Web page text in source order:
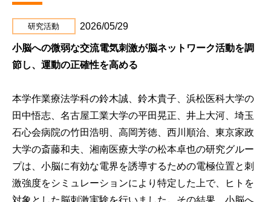
研究活動 2026/05/29
小脳への微弱な交流電気刺激が脳ネットワーク活動を調
節し、運動の正確性を高める
本学作業療法学科の鈴木誠、鈴木貴子、浜松医科大学の
田中悟志、名古屋工業大学の平田晃正、井上大河、埼玉
石心会病院の竹田浩明、高岡芳徳、西川順治、東京家政
大学の斎藤和夫、湘南医療大学の松本卓也の研究グルー
プは、小脳に有効な電界を誘導するための電極位置と刺
激強度をシミュレーションにより特定した上で、ヒトを